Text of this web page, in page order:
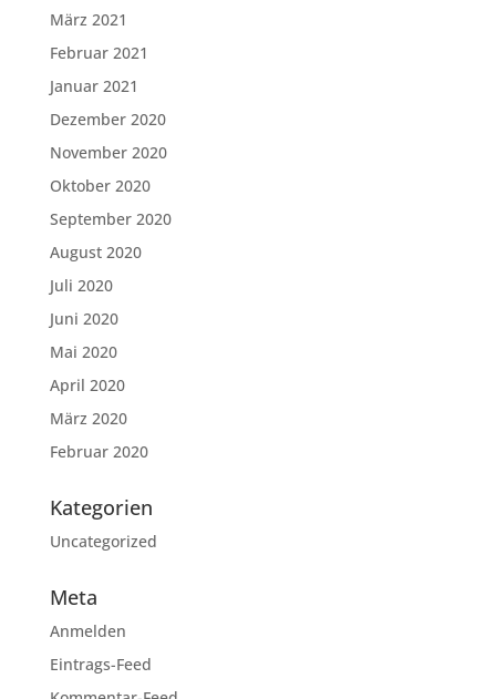
März 2021
Februar 2021
Januar 2021
Dezember 2020
November 2020
Oktober 2020
September 2020
August 2020
Juli 2020
Juni 2020
Mai 2020
April 2020
März 2020
Februar 2020
Kategorien
Uncategorized
Meta
Anmelden
Eintrags-Feed